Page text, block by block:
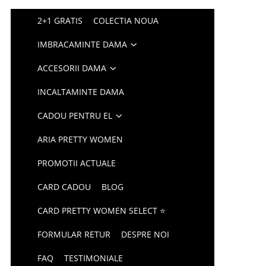
2+1 GRATIS COLECTIA NOUA
IMBRACAMINTE DAMA
ACCESORII DAMA
INCALTAMINTE DAMA
CADOU PENTRU EL
ARIA PRETTY WOMEN
PROMOTII ACTUALE
CARD CADOU BLOG
CARD PRETTY WOMEN SELECT ⭐
FORMULAR RETUR DESPRE NOI
FAQ TESTIMONIALE